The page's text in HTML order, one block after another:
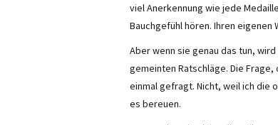
viel Anerkennung wie jede
Bauchgefühl hören. Ihren eigenen
Aber wenn sie genau das tun,
gemeinten Ratschläge. Die Frage,
einmal gefragt. Nicht, weil ich die
es bereuen.